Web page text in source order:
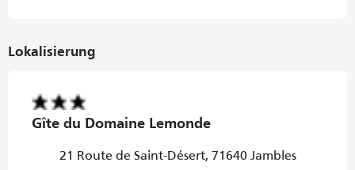
Lokalisierung
Gîte du Domaine Lemonde
21 Route de Saint-Désert, 71640 Jambles